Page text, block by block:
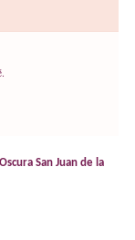
San Juan de la